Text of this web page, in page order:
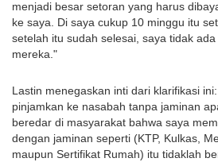
menjadi besar setoran yang harus
ke saya. Di saya cukup 10 minggu itu
setelah itu sudah selesai, saya tidak
mereka."
Lastin menegaskan inti dari klarifikasi
pinjamkan ke nasabah tanpa jaminan
beredar di masyarakat bahwa saya
dengan jaminan seperti (KTP, Kulkas,
maupun Sertifikat Rumah) itu tidaklah